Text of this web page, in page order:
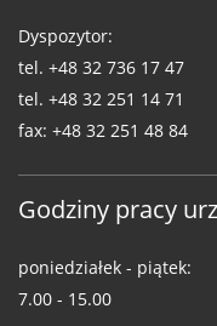
Dyspozytor:
tel. +48 32 736 17 47
tel. +48 32 251 14 71
fax: +48 32 251 48 84
Godziny pracy
poniedziałek - piątek:
7.00 - 15.00